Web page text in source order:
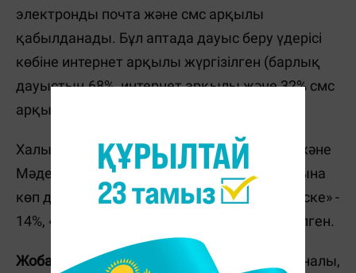
электронды почта және смс арқылы
қабылданады. Бұл аптада дауыс беру үдерісі
көбіне интернет арқылы жүргізілген (барлық
дауыстың 68% интернет арқылы және 32% смс
арқылы болды).
Халық «Ғылым» (барлық дауыстың 34%) және
Мәдениет және өнерге» (21%) номинаттарына
көп дауыс берді. Ал «Спортқа» 20%, «Бизнеске» -
14%, «Қоғамдық қызмет» - 11% дауыс берілген.
Жоба ұйымдастырушылары:Exclusive журналы,